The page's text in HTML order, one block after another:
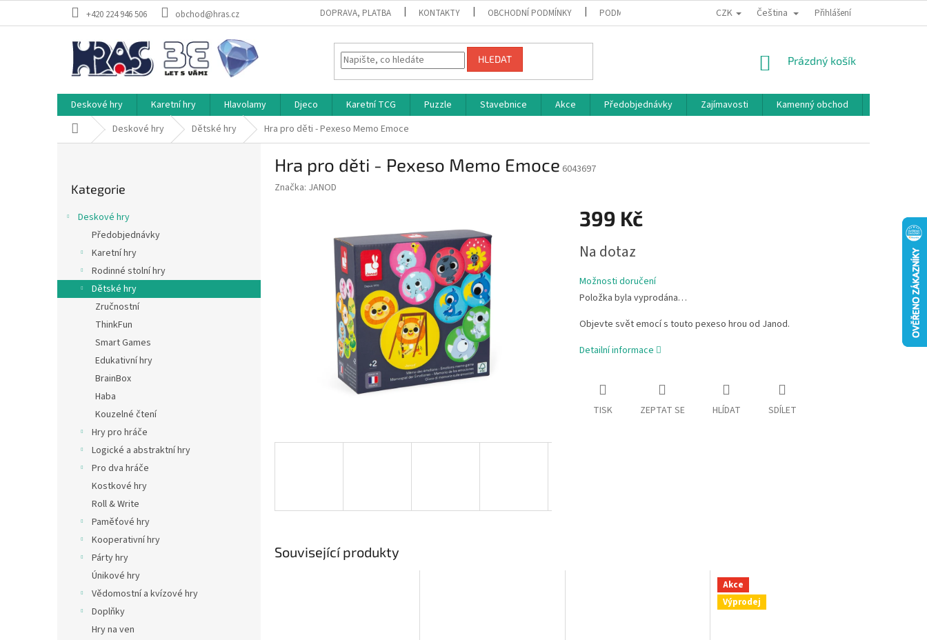
+420 224 946 506 obchod@hras.cz DOPRAVA, PLATBA KONTAKTY OBCHODNÍ PODMÍNKY PODMÍNKY OCHRANY OSOBNÍCH ÚDAJŮ BONUSOVÝ PROGRAM
CZK Čeština Přihlášení
HLEDAT
NÁKUPNÍ
Prázdný košík
Deskové hry Karetní hry Hlavolamy Djeco Karetní TCG Puzzle Stavebnice Akce Předobjednávky Zajímavosti Kamenný obchod
Domů Deskové hry Dětské hry Hra pro děti - Pexeso Memo Emoce
a
kategorie
Kategorie
Deskové hry
Předobjednávky
Karetní hry
Rodinné stolní hry
Dětské hry
Zručnostní
ThinkFun
Smart Games
Edukativní hry
BrainBox
Haba
Kouzelné čtení
Hry pro hráče
Logické a abstraktní hry
Pro dva hráče
Kostkové hry
Roll & Write
Paměťové hry
Kooperativní hry
Párty hry
Únikové hry
Vědomostní a kvízové hry
Doplňky
Hry na ven
Hra pro děti - Pexeso Memo Emoce 6043697
Značka: JANOD
399 Kč
cena:
Na dotaz
Možnosti doručení
Položka byla vyprodána…
Objevte svět emocí s touto pexeso hrou od Janod.
Detailní informace
TISK ZEPTAT SE HLÍDAT SDÍLET
Související produkty
Akce
Výprodej